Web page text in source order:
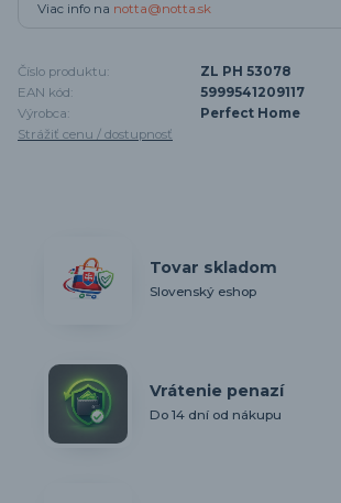
Viac info na notta@notta.sk
Číslo produktu:
ZL PH 53078
EAN kód:
5999541209117
Výrobca:
Perfect Home
Strážiť cenu / dostupnosť
Tovar skladom
Slovenský eshop
Vrátenie penazí
Do 14 dní od nákupu